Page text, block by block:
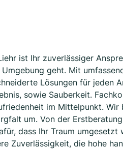
ist Ihr zuverlässiger
geht. Mit
Lösungen für jeden
sowie Sauberkeit.
im Mittelpunkt. Wir
um. Von der
dass Ihr Traum umgesetzt
Zuverlässigkeit, die hohe